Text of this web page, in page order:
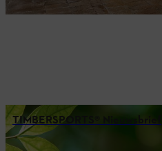
TIMBERSPORTS® Nieuwsbrief